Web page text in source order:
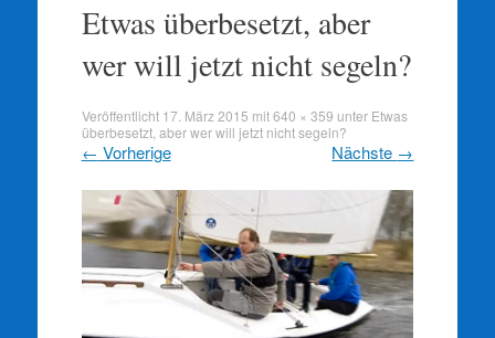
Etwas überbesetzt, aber
wer will jetzt nicht segeln?
Veröffentlicht 17. März 2015 mit640 × 359 unter Etwas
überbesetzt, aber wer will jetzt nicht segeln?
← Vorherige Nächste →